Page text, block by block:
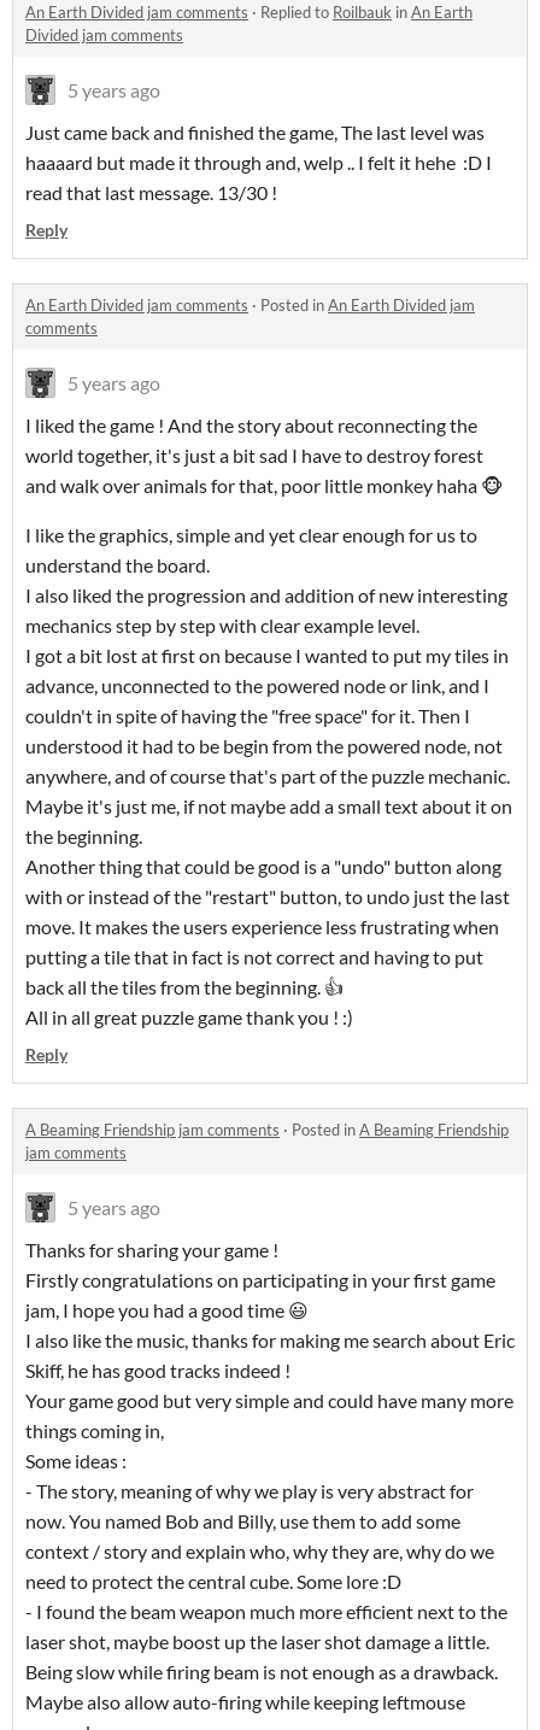
An Earth Divided jam comments · Replied to Roilbauk inAn Earth
Divided jam comments
5 years ago
Just came back and finished the game, The last level was
haaaard but made it through and, welp .. I felt it hehe :D I
read that last message. 13/30 !
Reply
An Earth Divided jam comments · Posted inAn Earth Divided jam
comments
5 years ago
I liked the game ! And the story about reconnecting the
world together, it's just a bit sad I have to destroy forest
and walk over animals for that, poor little monkey haha 🐵
I like the graphics, simple and yet clear enough for us to
understand the board.
I also liked the progression and addition of new interesting
mechanics step by step with clear example level.
I got a bit lost at first on because I wanted to put my tiles in
advance, unconnected to the powered node or link, and I
couldn't in spite of having the "free space" for it. Then I
understood it had to be begin from the powered node, not
anywhere, and of course that's part of the puzzle mechanic.
Maybe it's just me, if not maybe add a small text about it on
the beginning.
Another thing that could be good is a "undo" button along
with or instead of the "restart" button, to undo just the last
move. It makes the users experience less frustrating when
putting a tile that in fact is not correct and having to put
back all the tiles from the beginning. 👍
All in all great puzzle game thank you ! :)
Reply
A Beaming Friendship jam comments · Posted inA Beaming Friendship
jam comments
5 years ago
Thanks for sharing your game !
Firstly congratulations on participating in your first game
jam, I hope you had a good time 😃
I also like the music, thanks for making me search about Eric
Skiff, he has good tracks indeed !
Your game good but very simple and could have many more
things coming in,
Some ideas :
- The story, meaning of why we play is very abstract for
now. You named Bob and Billy, use them to add some
context / story and explain who, why they are, why do we
need to protect the central cube. Some lore :D
- I found the beam weapon much more efficient next to the
laser shot, maybe boost up the laser shot damage a little.
Being slow while firing beam is not enough as a drawback.
Maybe also allow auto-firing while keeping leftmouse